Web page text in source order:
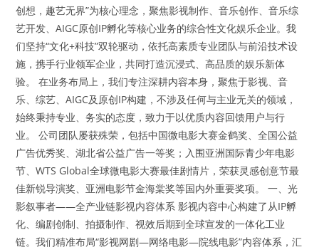
创想，趣艺无界”为核心理念，聚焦影视制作、音乐创作、音乐综
艺开发、AIGC原创IP孵化等核心业务的综合性文化娱乐企业。我
们坚持“文化+科技”双轮驱动，依托高素质专业团队与前沿技术设
施，携手行业领军企业，共同打造沉浸式、高品质的娱乐新体
验。 在业务布局上，我们专注深耕内容本身，聚焦于影视、音
乐、综艺、AIGC及原创IP构建，不涉及任何与主业无关的领域，
始终秉持专业、务实的态度，致力于以优质内容回馈用户与行
业。 公司团队屡获殊荣，包括中国微电影大赛金鹤奖、全国公益
广告优秀奖、湖北省公益广告一等奖；入围亚洲国际青少年电影
节、WTS Global全球微电影大赛最佳剧情片，荣获灵感创意节最
佳新锐导演奖、亚洲电影节金海棠奖等国内外重要奖项。 一、光
影叙事者——全产业链影视内容体系 影视内容中心构建了从IP孵
化、编剧创制、拍摄制作、视效后期到全球宣发的一体化工业
链。我们精准布局“影视网剧—网络电影—院线电影”内容体系，汇